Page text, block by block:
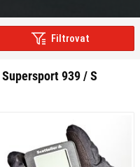
Filtrovat
Supersport 939 / S